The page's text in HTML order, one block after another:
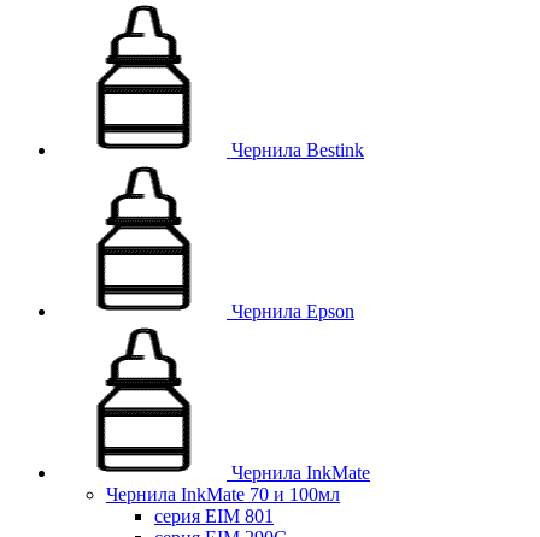
Чернила Bestink
Чернила Epson
Чернила InkMate
Чернила InkMate 70 и 100мл
серия EIM 801